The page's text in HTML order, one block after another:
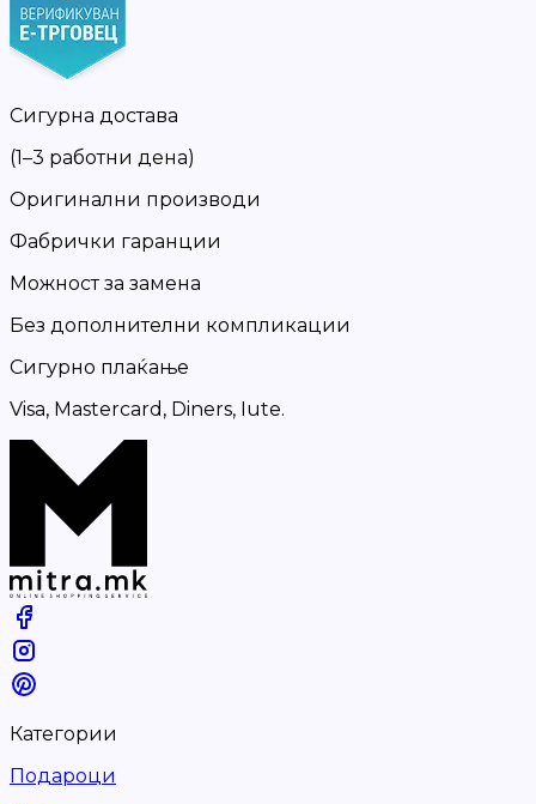
Сигурна достава
(1–3 работни дена)
Оригинални производи
Фабрички гаранции
Можност за замена
Без дополнителни компликации
Сигурно плаќање
Visa, Mastercard, Diners, Iute.
Категории
Подароци